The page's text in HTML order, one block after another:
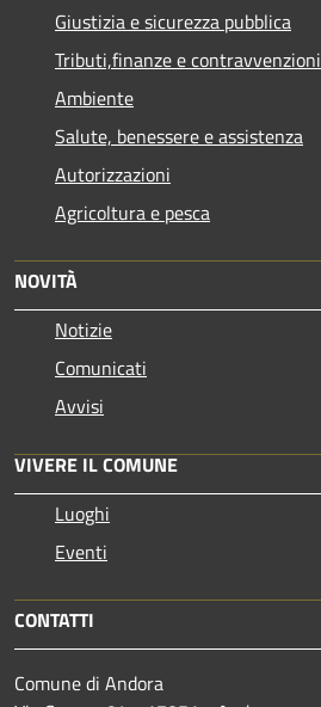
Giustizia e sicurezza pubblica
Tributi,finanze e contravvenzioni
Ambiente
Salute, benessere e assistenza
Autorizzazioni
Agricoltura e pesca
NOVITÀ
Notizie
Comunicati
Avvisi
VIVERE IL COMUNE
Luoghi
Eventi
CONTATTI
Comune di Andora